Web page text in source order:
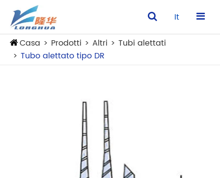
It
Casa Prodotti Altri
Tubi alettati
Tubo alettato tipo DR